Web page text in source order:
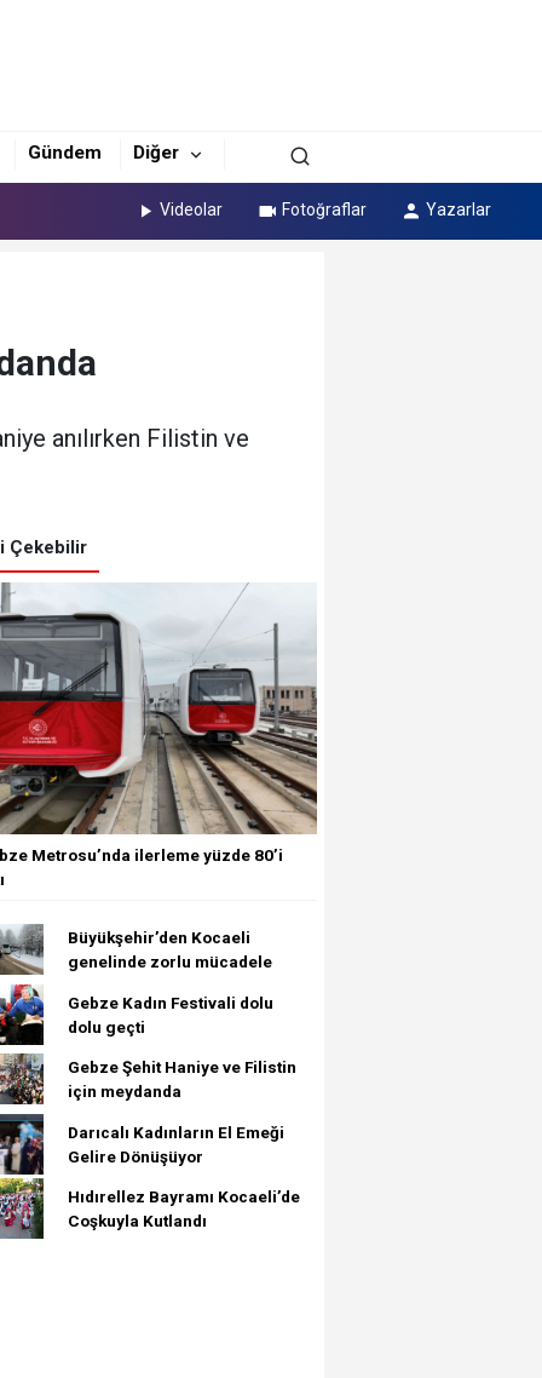
Gündem Diğer
Videolar Fotoğraflar Yazarlar
anılırken Filistin ve
Çekebilir
Metrosu’nda ilerleme yüzde 80’i
Büyükşehir’den Kocaeli
genelinde zorlu mücadele
Gebze Kadın Festivali dolu
dolu geçti
Gebze Şehit Haniye ve Filistin
için meydanda
Darıcalı Kadınların El Emeği
Gelire Dönüşüyor
Hıdırellez Bayramı Kocaeli’de
Coşkuyla Kutlandı